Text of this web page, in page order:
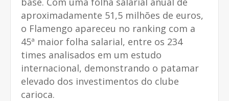
aproximadamente 51,5 milhões de euros,
o Flamengo apareceu no ranking com a
45ª maior folha salarial, entre os 234
times analisados em um estudo
internacional, demonstrando o patamar
elevado dos investimentos do clube
carioca.